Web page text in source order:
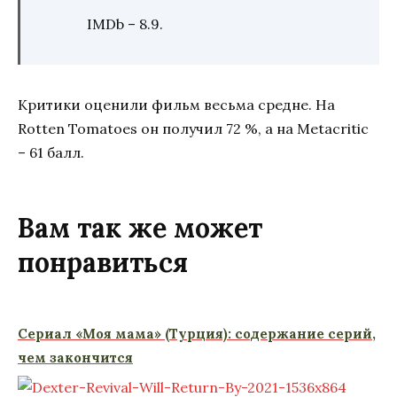
IMDb – 8.9.
Критики оценили фильм весьма средне. На
Rotten Tomatoes он получил 72 %, а на Metacritic
– 61 балл.
Вам так же может
понравиться
Сериал «Моя мама» (Турция): содержание серий,
чем закончится